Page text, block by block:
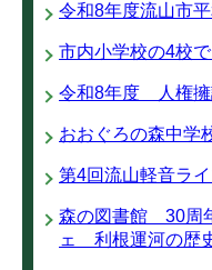
令和8年度流山市
市内小学校の4校
令和8年度 人権
おおぐろの森中学
第4回流山軽音ラ
森の図書館 30周
ェ 利根運河の歴